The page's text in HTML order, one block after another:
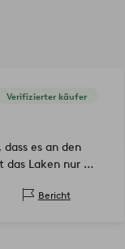
Verifizierter käufer
es an den
Laken nur an
Bericht